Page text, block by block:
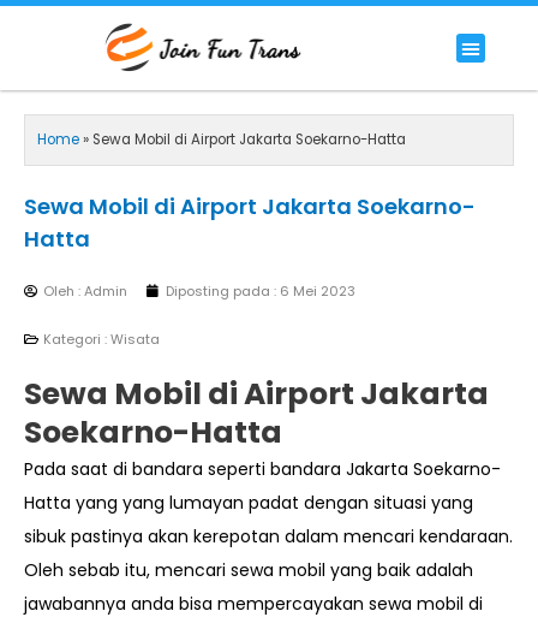
Menu
Home» Sewa Mobil di Airport Jakarta Soekarno-Hatta
Sewa Mobil di Airport Jakarta Soekarno-
Hatta
Oleh : Admin Diposting pada : 6 Mei 2023
Kategori :Wisata
Sewa Mobil di Airport Jakarta
Soekarno-Hatta
Pada saat di bandara seperti bandara Jakarta Soekarno-
Hatta yang yang lumayan padat dengan situasi yang
sibuk pastinya akan kerepotan dalam mencari kendaraan.
Oleh sebab itu, mencari sewa mobil yang baik adalah
jawabannya anda bisa mempercayakan sewa mobil di